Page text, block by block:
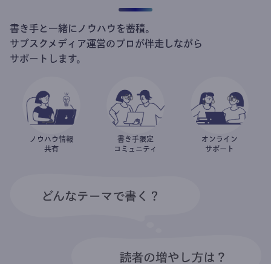
書き手と一緒にノウハウを蓄積。
サブスクメディア運営のプロが伴走しながら
サポートします。
ノウハウ情報
共有
書き手限定
コミュニティ
オンライン
サポート